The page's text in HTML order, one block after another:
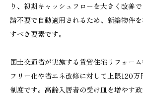
り、初期キャッシュフローを大きく改善
請不要で自動適用されるため、新築物件
すべき要素です。
国土交通省が実施する賃貸住宅リフォー
フリー化や省エネ改修に対して上限120万
制度です。高齢入居者の受け皿を増やす